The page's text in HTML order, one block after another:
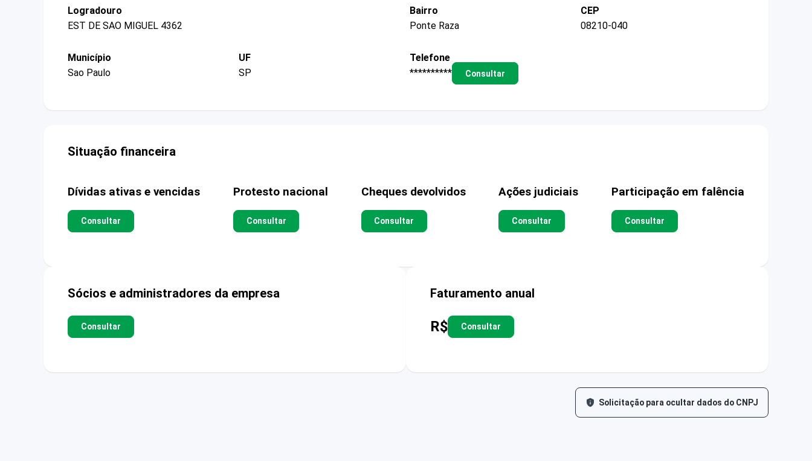
Logradouro
EST DE SAO MIGUEL 4362
Bairro
Ponte Raza
CEP
08210-040
Município
Sao Paulo
UF
SP
Telefone
**********
Consultar
Situação financeira
Dívidas ativas e vencidas
Consultar
Protesto nacional
Consultar
Cheques devolvidos
Consultar
Ações judiciais
Consultar
Participação em falência
Consultar
Sócios e administradores da empresa
Consultar
Faturamento anual
R$ Consultar
Solicitação para ocultar dados do CNPJ